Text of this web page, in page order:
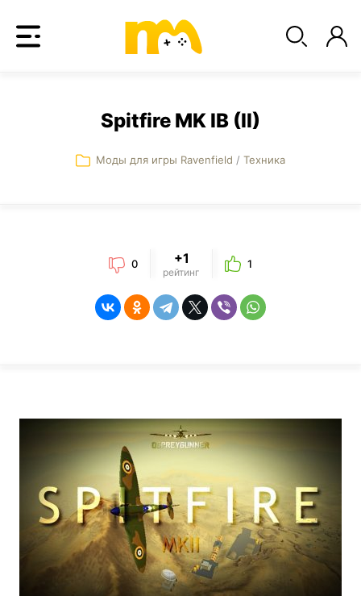
Spitfire MK IB (II)
Моды для игры Ravenfield / Техника
0 +1
рейтинг
1